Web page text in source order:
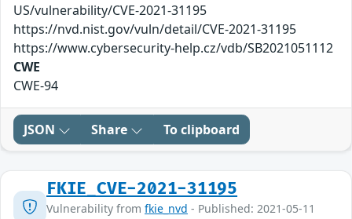
US/vulnerability/CVE-2021-31195
https://nvd.nist.gov/vuln/detail/CVE-2021-31195
https://www.cybersecurity-help.cz/vdb/SB2021051112
CWE
CWE-94
JSON Share To clipboard
FKIE_CVE-2021-31195
Vulnerability from fkie_nvd - Published: 2021-05-11